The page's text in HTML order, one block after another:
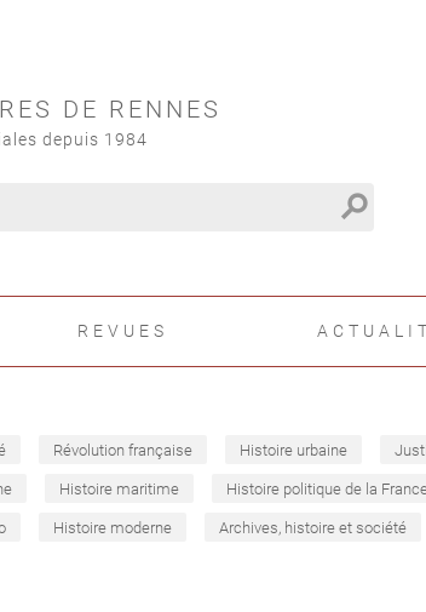
DE RENNES
depuis 1984
search
REVUES
Révolution française Histoire urbaine
Histoire maritime Histoire politique de la
Histoire moderne Archives, histoire et société